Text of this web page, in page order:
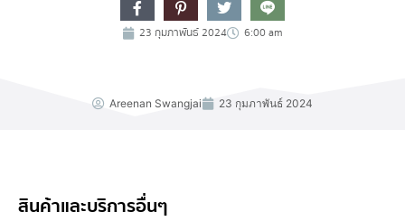
23 กุมภาพันธ์ 2024 6:00 am
Areenan Swangjai 23 กุมภาพันธ์ 2024
สินค้าและบริการอื่นๆ